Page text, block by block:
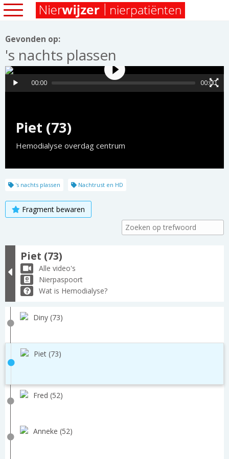
Gevonden op:
's nachts plassen
Piet (73)
Hemodialyse overdag centrum
00:00 00:00
's nachts plassen Nachtrust en HD
Fragment bewaren
Piet (73)
Alle video's
Nierpaspoort
Wat is Hemodialyse?
Diny (73)
Piet (73)
Fred (52)
Anneke (52)